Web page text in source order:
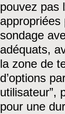
pouvez pas
sondage
adéquats,
la zone de
d’options
utilisateur”,
pour une